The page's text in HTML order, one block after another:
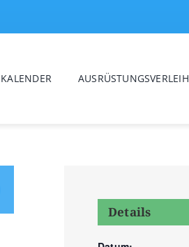
KALENDER AUSRÜSTUNGSVERLEIH
Details